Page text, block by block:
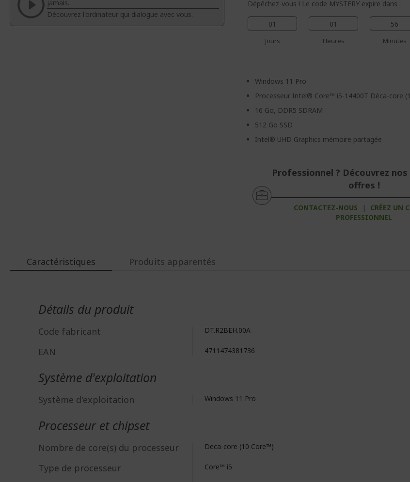
galerie
d’images
Galerie
d’images
jamais.
Découvrez l'ordinateur qui dialogue avec vous.
Dépêchez-vous ! Le code MYSTERY expire dans :
01
Jours
01
Heures
56
Minutes
Windows 11 Pro
Processeur Intel® Core™ i5-14400T Déca-core
16 Go, DDR5 SDRAM
512 Go SSD
Intel® UHD Graphics mémoire partagée
Professionnel ? Découvrez
offres !
CONTACTEZ-NOUS |
CRÉEZ UN
PROFESSIONNEL
Caractéristiques
Détails du produit
Code fabricant DT.R2BEH.00A
EAN 4711474381736
Système d'exploitation
Système d'exploitation Windows 11 Pro
Processeur et chipset
Nombre de core(s) du processeur Deca-core (10 Core™)
Type de processeur Core™ i5
Produits apparentés